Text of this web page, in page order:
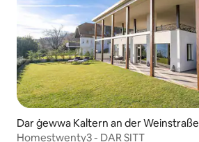
Dar ġewwa Kaltern an der Weinstraße
Homestwenty3 - DAR SITT